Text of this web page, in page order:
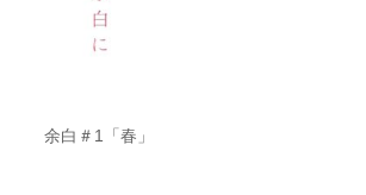
余白＃1「春」